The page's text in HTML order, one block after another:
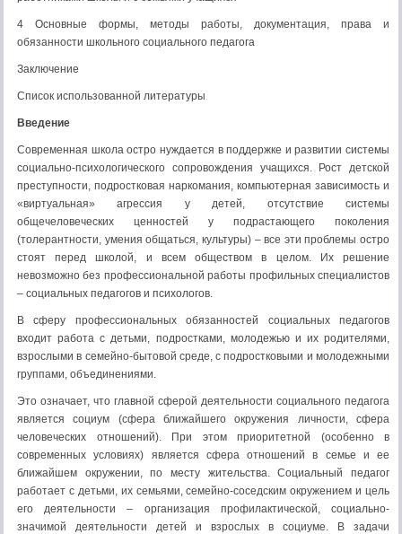
4 Основные формы, методы работы, документация, права и
обязанности школьного социального педагога
Заключение
Список использованной литературы
Введение
Современная школа остро нуждается в поддержке и развитии системы
социально-психологического сопровождения учащихся. Рост детской
преступности, подростковая наркомания, компьютерная зависимость и
«виртуальная» агрессия у детей, отсутствие системы
общечеловеческих ценностей у подрастающего поколения
(толерантности, умения общаться, культуры) – все эти проблемы остро
стоят перед школой, и всем обществом в целом. Их решение
невозможно без профессиональной работы профильных специалистов
– социальных педагогов и психологов.
В сферу профессиональных обязанностей социальных педагогов
входит работа с детьми, подростками, молодежью и их родителями,
взрослыми в семейно-бытовой среде, с подростковыми и молодежными
группами, объединениями.
Это означает, что главной сферой деятельности социального педагога
является социум (сфера ближайшего окружения личности, сфера
человеческих отношений). При этом приоритетной (особенно в
современных условиях) является сфера отношений в семье и ее
ближайшем окружении, по месту жительства. Социальный педагог
работает с детьми, их семьями, семейно-соседским окружением и цель
его деятельности – организация профилактической, социально-
значимой деятельности детей и взрослых в социуме. В задачи